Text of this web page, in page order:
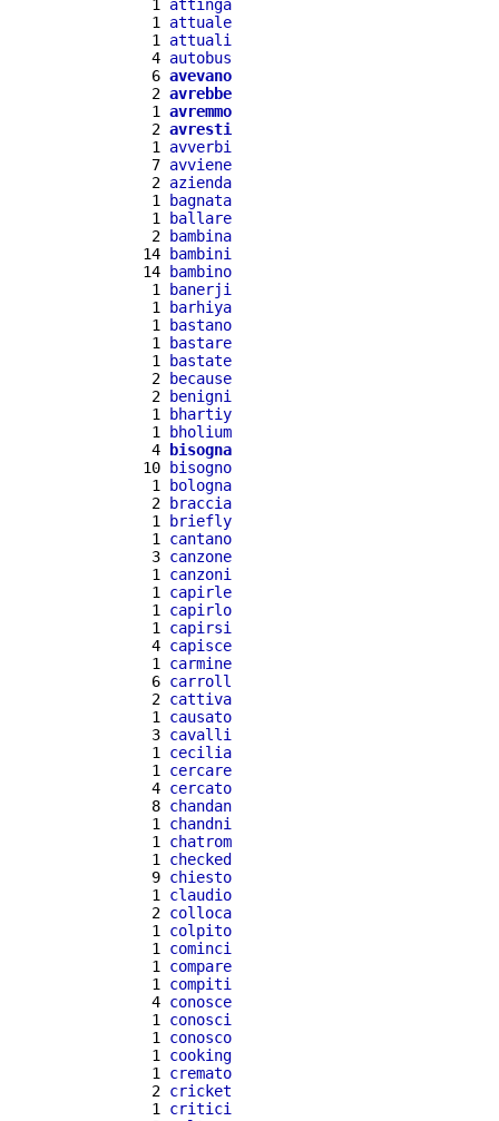
  1
attinga
  1
attuale
  1
attuali
  4
autobus
  6
avevano
  2
avrebbe
  1
avremmo
  2
avresti
  1
avverbi
  7
avviene
  2
azienda
  1
bagnata
  1
ballare
  2
bambina
14
bambini
14
bambino
  1
banerji
  1
barhiya
  1
bastano
  1
bastare
  1
bastate
  2
because
  2
benigni
  1
bhartiy
  1
bholium
  4
bisogna
10
bisogno
  1
bologna
  2
braccia
  1
briefly
  1
cantano
  3
canzone
  1
canzoni
  1
capirle
  1
capirlo
  1
capirsi
  4
capisce
  1
carmine
  6
carroll
  2
cattiva
  1
causato
  3
cavalli
  1
cecilia
  1
cercare
  4
cercato
  8
chandan
  1
chandni
  1
chatrom
  1
checked
  9
chiesto
  1
claudio
  2
colloca
  1
colpito
  1
cominci
  1
compare
  1
compiti
  4
conosce
  1
conosci
  1
conosco
  1
cooking
  1
cremato
  2
cricket
  1
critici